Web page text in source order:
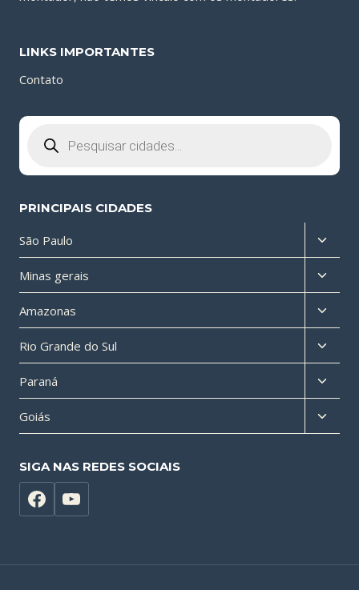
LINKS IMPORTANTES
Contato
produtos
PRINCIPAIS CIDADES
São Paulo
menu
filho
Minas gerais
menu
filho
Amazonas
menu
filho
Rio Grande do Sul
menu
filho
Paraná
menu
filho
Goiás
menu
SIGA NAS REDES SOCIAIS